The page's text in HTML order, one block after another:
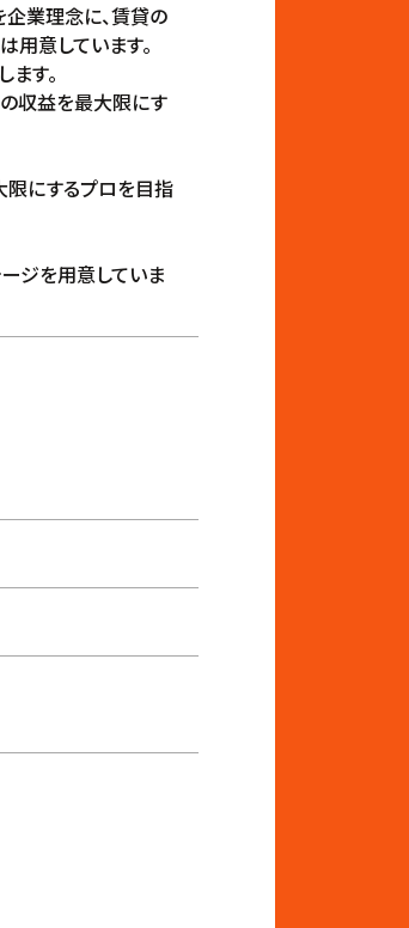
業理念に、賃貸の
用意しています。
す。
収益を最大限にす
限にするプロを目指
ジを用意していま